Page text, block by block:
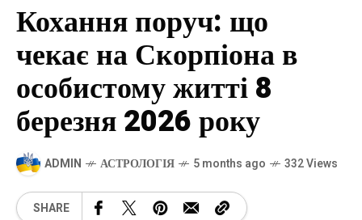
Кохання поруч: що
чекає на Скорпіона в
особистому житті 8
березня 2026 року
ADMIN АСТРОЛОГІЯ 5 months ago 332 Views
SHARE